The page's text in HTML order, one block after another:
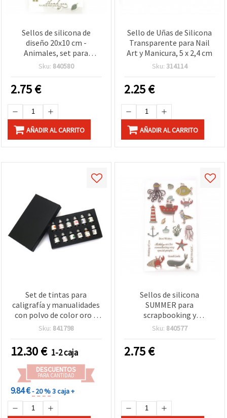
Sellos de silicona de
diseño 20x10 cm -
Animales, set para
tarjetas, scrapbooking,
manualidades
Sku: 840580
2.75€
AÑADIR AL CARRITO
Sello de Uñas de Silicona
Transparente para Nail
Art y Manicura, 5 x 2,4 cm
Sku: 314114
2.25€
AÑADIR AL CARRITO
Set de tintas para
caligrafía y manualidades
con polvo de color oro –
12 colores x 7 ml en caja
Sku: 841798
12.30€ 1-2 caja
DESCUENTOS
PARA CANTIDAD
9.84 €- 20 %3 caja +
Sellos de silicona
SUMMER para
scrapbooking y
manualidades, 20x10 cm
Sku: 840577
2.75€